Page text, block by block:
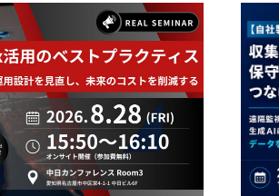
ラシステム運用デバイス管理
ュリティネットワークデータセンター ビッグデ